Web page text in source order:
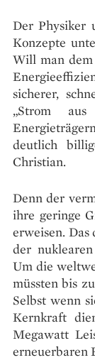
Der Physiker
Konzepte
Will man
sicherer,
„Strom
deutlich
Christian.
Denn der
ihre geringe
erweisen.
der
Um die
müssten bis
Selbst wenn
Kernkraft
Megawatt
erneuerbaren